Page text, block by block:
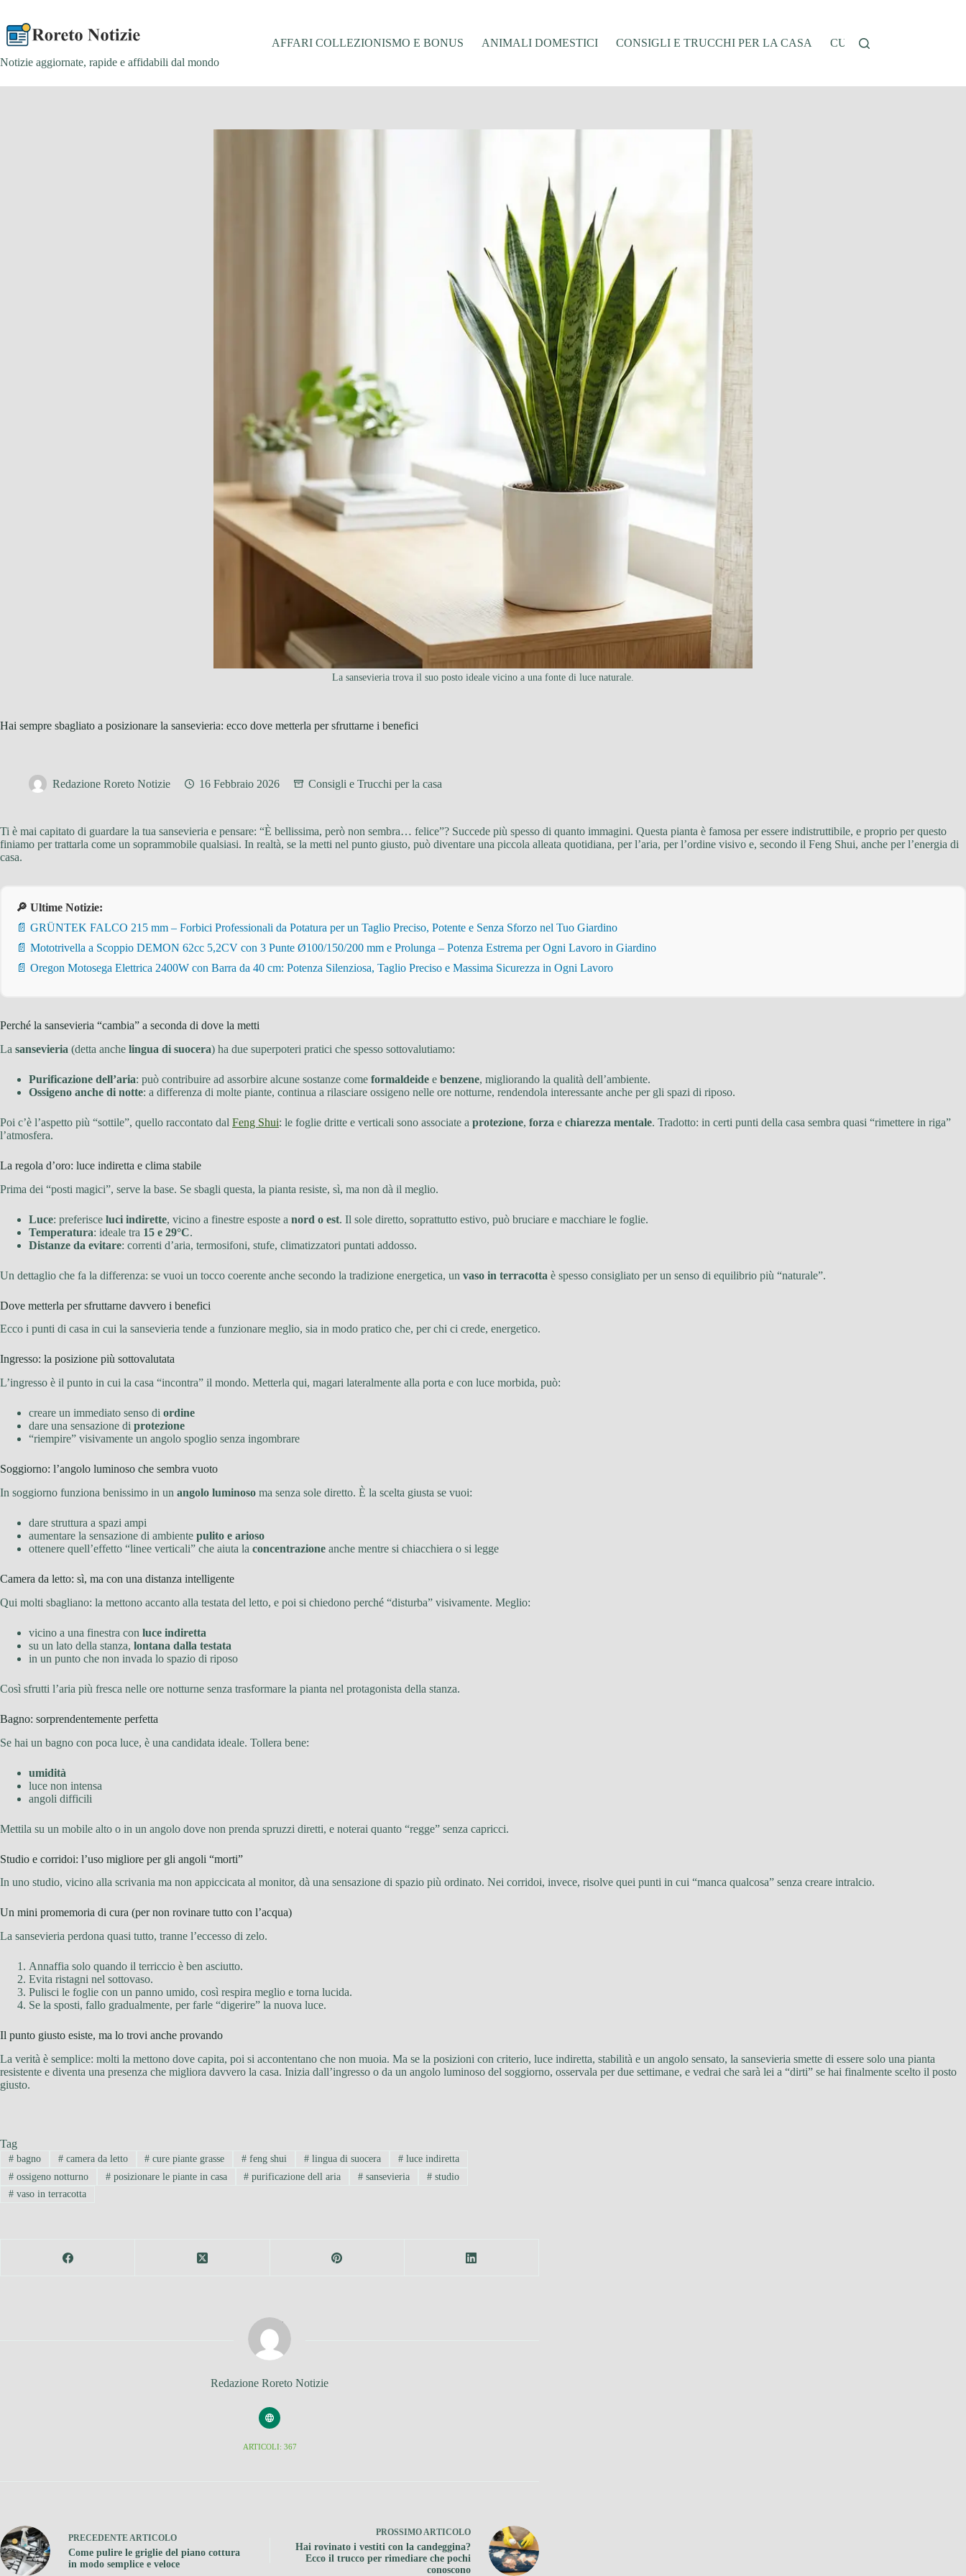
contenuto
Notizie aggiornate, rapide e affidabili dal mondo
AFFARI COLLEZIONISMO E BONUS ANIMALI DOMESTICI CONSIGLI E TRUCCHI PER LA CASA CUCINA E RICETTE
La sansevieria trova il suo posto ideale vicino a una fonte di luce naturale.
Hai sempre sbagliato a posizionare la sansevieria: ecco dove metterla per sfruttarne i benefici
Redazione Roreto Notizie 16 Febbraio 2026 Consigli e Trucchi per la casa
Ti è mai capitato di guardare la tua sansevieria e pensare: “È bellissima, però non sembra… felice”? Succede più spesso di quanto immagini. Questa pianta è famosa per essere indistruttibile, e proprio per questo
finiamo per trattarla come un soprammobile qualsiasi. In realtà, se la metti nel punto giusto, può diventare una piccola alleata quotidiana, per l’aria, per l’ordine visivo e, secondo il Feng Shui, anche per l’energia di
casa.
🔎 Ultime Notizie:
📄 GRÜNTEK FALCO 215 mm – Forbici Professionali da Potatura per un Taglio Preciso, Potente e Senza Sforzo nel Tuo Giardino
📄 Mototrivella a Scoppio DEMON 62cc 5,2CV con 3 Punte Ø100/150/200 mm e Prolunga – Potenza Estrema per Ogni Lavoro in Giardino
📄 Oregon Motosega Elettrica 2400W con Barra da 40 cm: Potenza Silenziosa, Taglio Preciso e Massima Sicurezza in Ogni Lavoro
Perché la sansevieria “cambia” a seconda di dove la metti
La sansevieria (detta anche lingua di suocera) ha due superpoteri pratici che spesso sottovalutiamo:
Purificazione dell’aria: può contribuire ad assorbire alcune sostanze come formaldeide e benzene, migliorando la qualità dell’ambiente.
Ossigeno anche di notte: a differenza di molte piante, continua a rilasciare ossigeno nelle ore notturne, rendendola interessante anche per gli spazi di riposo.
Poi c’è l’aspetto più “sottile”, quello raccontato dal Feng Shui: le foglie dritte e verticali sono associate a protezione, forza e chiarezza mentale. Tradotto: in certi punti della casa sembra quasi “rimettere in riga”
l’atmosfera.
La regola d’oro: luce indiretta e clima stabile
Prima dei “posti magici”, serve la base. Se sbagli questa, la pianta resiste, sì, ma non dà il meglio.
Luce: preferisce luci indirette, vicino a finestre esposte a nord o est. Il sole diretto, soprattutto estivo, può bruciare e macchiare le foglie.
Temperatura: ideale tra 15 e 29°C.
Distanze da evitare: correnti d’aria, termosifoni, stufe, climatizzatori puntati addosso.
Un dettaglio che fa la differenza: se vuoi un tocco coerente anche secondo la tradizione energetica, un vaso in terracotta è spesso consigliato per un senso di equilibrio più “naturale”.
Dove metterla per sfruttarne davvero i benefici
Ecco i punti di casa in cui la sansevieria tende a funzionare meglio, sia in modo pratico che, per chi ci crede, energetico.
Ingresso: la posizione più sottovalutata
L’ingresso è il punto in cui la casa “incontra” il mondo. Metterla qui, magari lateralmente alla porta e con luce morbida, può:
creare un immediato senso di ordine
dare una sensazione di protezione
“riempire” visivamente un angolo spoglio senza ingombrare
Soggiorno: l’angolo luminoso che sembra vuoto
In soggiorno funziona benissimo in un angolo luminoso ma senza sole diretto. È la scelta giusta se vuoi:
dare struttura a spazi ampi
aumentare la sensazione di ambiente pulito e arioso
ottenere quell’effetto “linee verticali” che aiuta la concentrazione anche mentre si chiacchiera o si legge
Camera da letto: sì, ma con una distanza intelligente
Qui molti sbagliano: la mettono accanto alla testata del letto, e poi si chiedono perché “disturba” visivamente. Meglio:
vicino a una finestra con luce indiretta
su un lato della stanza, lontana dalla testata
in un punto che non invada lo spazio di riposo
Così sfrutti l’aria più fresca nelle ore notturne senza trasformare la pianta nel protagonista della stanza.
Bagno: sorprendentemente perfetta
Se hai un bagno con poca luce, è una candidata ideale. Tollera bene:
umidità
luce non intensa
angoli difficili
Mettila su un mobile alto o in un angolo dove non prenda spruzzi diretti, e noterai quanto “regge” senza capricci.
Studio e corridoi: l’uso migliore per gli angoli “morti”
In uno studio, vicino alla scrivania ma non appiccicata al monitor, dà una sensazione di spazio più ordinato. Nei corridoi, invece, risolve quei punti in cui “manca qualcosa” senza creare intralcio.
Un mini promemoria di cura (per non rovinare tutto con l’acqua)
La sansevieria perdona quasi tutto, tranne l’eccesso di zelo.
Annaffia solo quando il terriccio è ben asciutto.
Evita ristagni nel sottovaso.
Pulisci le foglie con un panno umido, così respira meglio e torna lucida.
Se la sposti, fallo gradualmente, per farle “digerire” la nuova luce.
Il punto giusto esiste, ma lo trovi anche provando
La verità è semplice: molti la mettono dove capita, poi si accontentano che non muoia. Ma se la posizioni con criterio, luce indiretta, stabilità e un angolo sensato, la sansevieria smette di essere solo una pianta
resistente e diventa una presenza che migliora davvero la casa. Inizia dall’ingresso o da un angolo luminoso del soggiorno, osservala per due settimane, e vedrai che sarà lei a “dirti” se hai finalmente scelto il posto
giusto.
Tag
#bagno #camera da letto # cure piante grasse # feng shui # lingua di suocera #luce indiretta
#ossigeno notturno #posizionare le piante in casa # purificazione dell aria # sansevieria # studio
#vaso in terracotta
Redazione Roreto Notizie
ARTICOLI: 367
PRECEDENTEARTICOLO
Come pulire le griglie del piano cottura
in modo semplice e veloce
PROSSIMOARTICOLO
Hai rovinato i vestiti con la candeggina?
Ecco il trucco per rimediare che pochi
conoscono